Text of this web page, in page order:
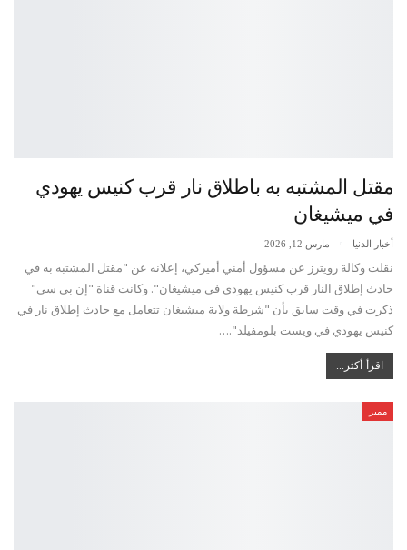
مقتل المشتبه به باطلاق نار قرب كنيس يهودي
في ميشيغان
أخبار الدنيا مارس 12, 2026
نقلت وكالة رويترز عن مسؤول أمني أميركي، إعلانه عن "مقتل المشتبه به في
حادث إطلاق النار قرب كنيس يهودي في ميشيغان". وكانت قناة "إن بي سي"
ذكرت في وقت سابق بأن "​شرطة ولاية ميشيغان​ تتعامل مع حادث إطلاق نار في
كنيس يهودي في ويست بلومفيلد".…
اقرأ أكثر...
مميز